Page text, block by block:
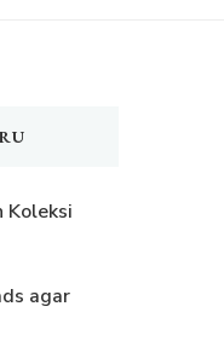
Koleksi
agar